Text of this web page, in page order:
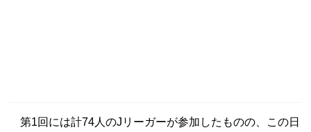
第1回には計74人のJリーガーが参加したものの、この日